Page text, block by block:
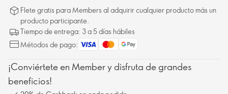
Flete gratis para Members al adquirir cualquier producto más un
producto participante.
Tiempo de entrega: 3 a 5 días hábiles
Métodos de pago:
¡Conviértete en Member y disfruta de grandes
beneficios!